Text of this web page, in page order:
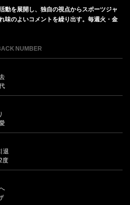
動を展開し、独自の視点からスポーツジャ
味のよいコメントを繰り出す。毎週火・金
NUMBER
退
度